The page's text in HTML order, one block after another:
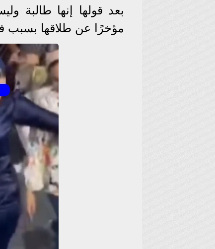
بعد قولها إنها طالبة
مؤخرًا عن طلاقها بسبب